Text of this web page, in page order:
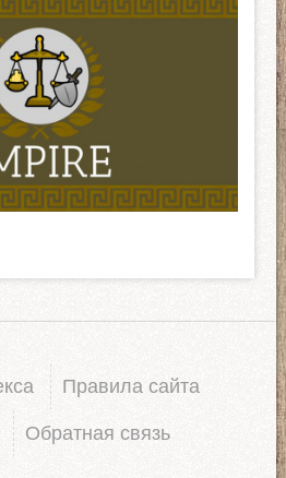
Правила сайта
Обратная связь